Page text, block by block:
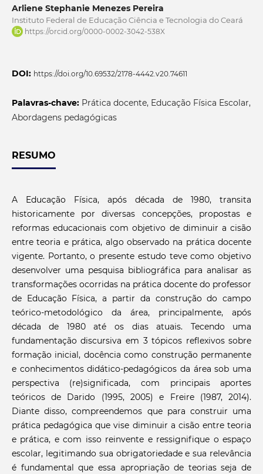
Arliene Stephanie Menezes Pereira
Instituto Federal de Educação Ciência e Tecnologia do Ceará
https://orcid.org/0000-0002-3042-538X
DOI: https://doi.org/10.69532/2178-4442.v20.74611
Palavras-chave: Prática docente, Educação Física Escolar,
Abordagens pedagógicas
RESUMO
A Educação Física, após década de 1980, transita
historicamente por diversas concepções, propostas e
reformas educacionais com objetivo de diminuir a cisão
entre teoria e prática, algo observado na prática docente
vigente. Portanto, o presente estudo teve como objetivo
desenvolver uma pesquisa bibliográfica para analisar as
transformações ocorridas na prática docente do professor
de Educação Física, a partir da construção do campo
teórico-metodológico da área, principalmente, após
década de 1980 até os dias atuais. Tecendo uma
fundamentação discursiva em 3 tópicos reflexivos sobre
formação inicial, docência como construção permanente
e conhecimentos didático-pedagógicos da área sob uma
perspectiva (re)significada, com principais aportes
teóricos de Darido (1995, 2005) e Freire (1987, 2014).
Diante disso, compreendemos que para construir uma
prática pedagógica que vise diminuir a cisão entre teoria
e prática, e com isso reinvente e ressignifique o espaço
escolar, legitimando sua obrigatoriedade e sua relevância
é fundamental que essa apropriação de teorias seja de